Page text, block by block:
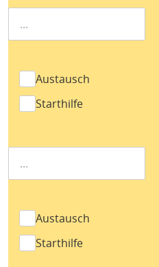
Austausch
Starthilfe
Austausch
Starthilfe